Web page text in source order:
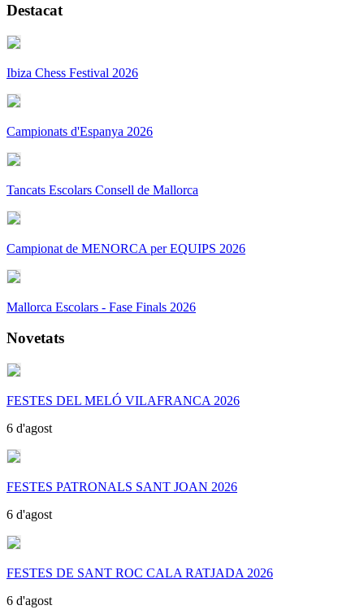
Destacat
Ibiza Chess Festival 2026
Campionats d'Espanya 2026
Tancats Escolars Consell de Mallorca
Campionat de MENORCA per EQUIPS 2026
Mallorca Escolars - Fase Finals 2026
Novetats
FESTES DEL MELÓ VILAFRANCA 2026
6 d'agost
FESTES PATRONALS SANT JOAN 2026
6 d'agost
FESTES DE SANT ROC CALA RATJADA 2026
6 d'agost